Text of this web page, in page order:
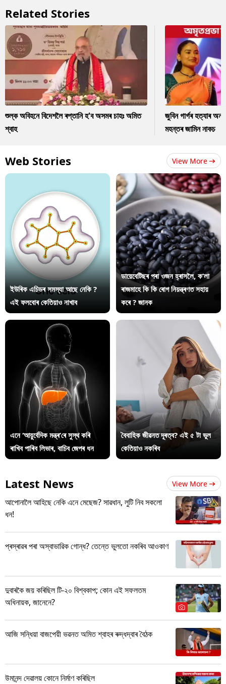
Related Stories
শুল্ক অবিহনে বিদেশলৈ ৰপ্তানি হ'ব অসমৰ চাহঃ অমিত
শ্বাহ
জুবিন গাৰ্গৰ হত্যাৰ
মহন্তৰ জামিন নাকচ
Web Stories View More
ইউৰিক এচিডৰ সমস্যা আছে নেকি ?
এই ফলবোৰ কেতিয়াও নাখাব
ডায়েবেটিছৰ পৰা ওজন হ্ৰাসলৈ, ক’লা
ৰাজমাহে কি কি ৰোগ নিয়ন্ত্ৰণত সহায়
কৰে ? জানক
এনে ‘আয়ুৰ্বেদিক মন্ত্ৰ’ৰে সুস্থ কৰি
ৰাখিব পাৰিব লিভাৰ, বাচিব জেপৰ ধন
বৈবাহিক জীৱনত দূৰত্ব? এই ৫ টা ভুল
কেতিয়াও নকৰিব
Latest News View More
আপোনালৈ আহিছে নেকি এনে মেছেজ? সাৱধান, লুটি নিব সকলো
ধন!
প্ৰস্ৰাৱৰ পৰা অস্বাভাৱিক গোন্ধ? তেন্তে ভুলতো নকৰিব আওকাণ
দুবাৰকৈ জয় কৰিছিল টি-২০ বিশ্বকাপ; কোন এই সফলতম
অধিনায়ক, জানেনে?
আজি সন্ধিয়া বাজপেয়ী ভৱনত অমিত শ্বাহৰ ৰুদ্ধদ্বাৰ বৈঠক
উমানন্দ দেৱালয় কোনে নিৰ্মাণ কৰিছিল